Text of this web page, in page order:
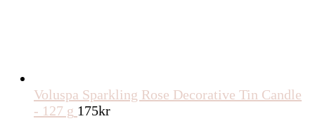
Voluspa Sparkling Rose Decorative Tin Candle
- 127 g 175kr